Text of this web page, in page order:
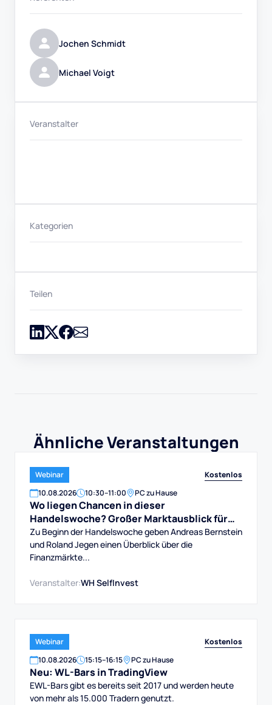
Jochen Schmidt
Michael Voigt
Veranstalter
Kategorien
Teilen
Ähnliche Veranstaltungen
Webinar
Kostenlos
10.08.2026 10:30–11:00 PC zu Hause
Wo liegen Chancen in dieser
Handelswoche? Großer Marktausblick für
DAX, Dow, Gold und Aktien
Zu Beginn der Handelswoche geben Andreas Bernstein
und Roland Jegen einen Überblick über die
Finanzmärkte...
Veranstalter:WH SelfInvest
Webinar
Kostenlos
10.08.2026 15:15–16:15 PC zu Hause
Neu: WL-Bars in TradingView
EWL-Bars gibt es bereits seit 2017 und werden heute
von mehr als 15.000 Tradern genutzt.